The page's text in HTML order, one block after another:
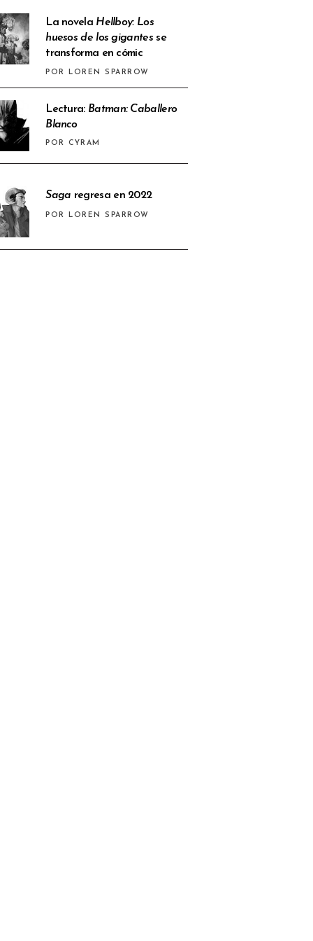
La novela Hellboy: Los
huesos de los gigantesse
transforma en cómic
POR LOREN SPARROW
Lectura: Batman: Caballero
Blanco
POR CYRAM
Saga regresa en 2022
POR LOREN SPARROW